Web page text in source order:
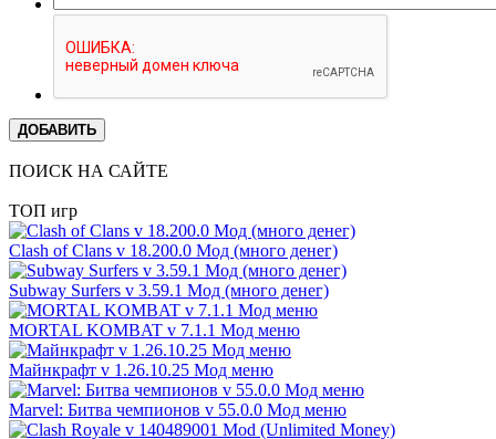
ДОБАВИТЬ
ПОИСК НА САЙТЕ
ТОП игр
Clash of Clans v 18.200.0 Мод (много денег)
Subway Surfers v 3.59.1 Мод (много денег)
MORTAL KOMBAT v 7.1.1 Мод меню
Майнкрафт v 1.26.10.25 Мод меню
Marvel: Битва чемпионов v 55.0.0 Мод меню